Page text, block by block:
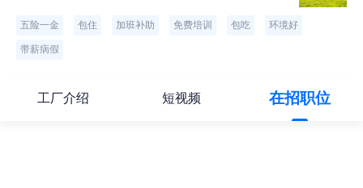
五险一金 包住 加班补助 免费培训 包吃 环境好
带薪病假
工厂介绍 短视频 在招职位